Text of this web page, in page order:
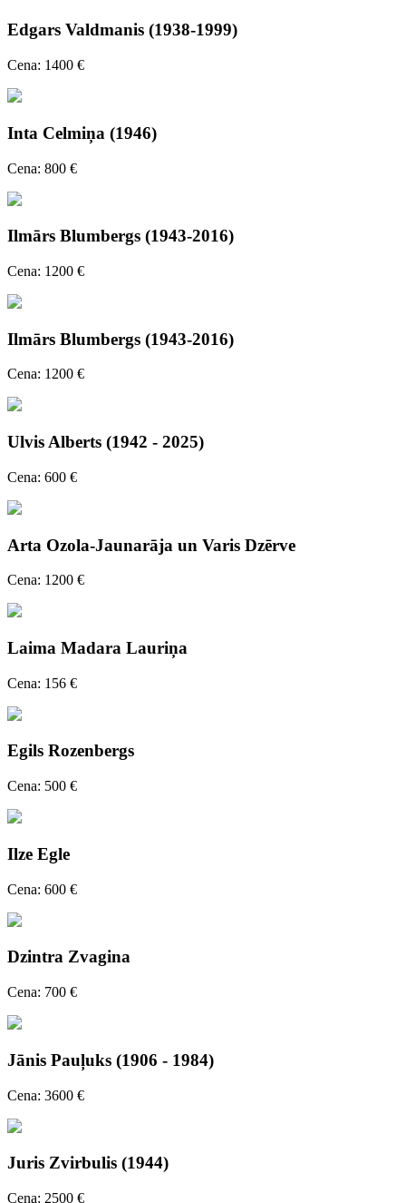
Edgars Valdmanis (1938-1999)
Cena: 1400 €
Inta Celmiņa (1946)
Cena: 800 €
Ilmārs Blumbergs (1943-2016)
Cena: 1200 €
Ilmārs Blumbergs (1943-2016)
Cena: 1200 €
Ulvis Alberts (1942 - 2025)
Cena: 600 €
Arta Ozola-Jaunarāja un Varis Dzērve
Cena: 1200 €
Laima Madara Lauriņa
Cena: 156 €
Egils Rozenbergs
Cena: 500 €
Ilze Egle
Cena: 600 €
Dzintra Zvagina
Cena: 700 €
Jānis Pauļuks (1906 - 1984)
Cena: 3600 €
Juris Zvirbulis (1944)
Cena: 2500 €